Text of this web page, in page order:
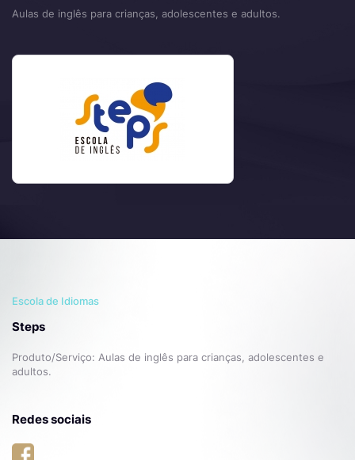
Aulas de inglês para crianças, adolescentes e adultos.
Escola de Idiomas
Steps
Produto/Serviço: Aulas de inglês para crianças, adolescentes e
adultos.
Redes sociais